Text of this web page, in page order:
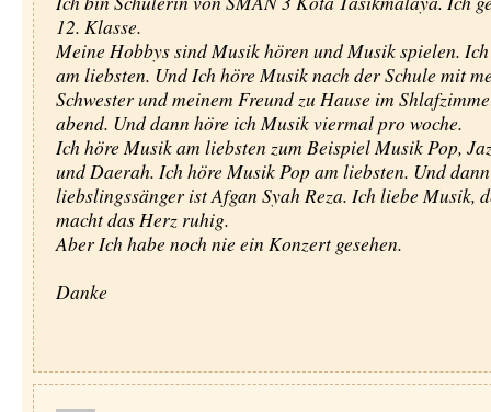
12. Klasse.
Meine Hobbys sind Musik hören und Musik spielen.
am liebsten. Und Ich höre Musik nach der Schule mit
Schwester und meinem Freund zu Hause im
abend. Und dann höre ich Musik viermal pro woche.
Ich höre Musik am liebsten zum Beispiel Musik Pop,
und Daerah. Ich höre Musik Pop am liebsten. Und
liebslingssänger ist Afgan Syah Reza. Ich liebe Musik,
macht das Herz ruhig.
Aber Ich habe noch nie ein Konzert gesehen.
Danke